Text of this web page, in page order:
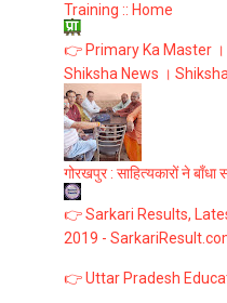
Training :: Home
👉 Primary Ka Master ।
Shiksha News ।
गोरखपुर : साहित्यकारों ने बाँधा
👉 Sarkari Results,
2019 -
👉 Uttar Pradesh